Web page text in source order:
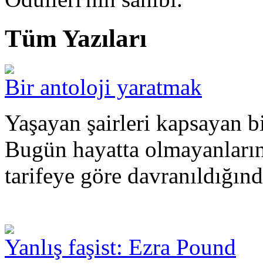
Tüm Yazıları
Bir antoloji yaratmak
Yaşayan şairleri kapsayan
Bugün hayatta
tarifeye göre
Yanlış faşist: Ezra Pound